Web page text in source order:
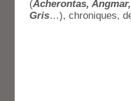
(Acherontas,
Gris…), chroniques,